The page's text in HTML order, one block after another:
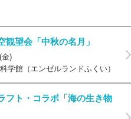
観望会「中秋の名月」
金)
学館（エンゼルランドふくい）
フト・コラボ「海の生き物